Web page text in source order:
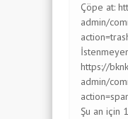
Çöpe at:
admin/
https://
admin/
Şu an için